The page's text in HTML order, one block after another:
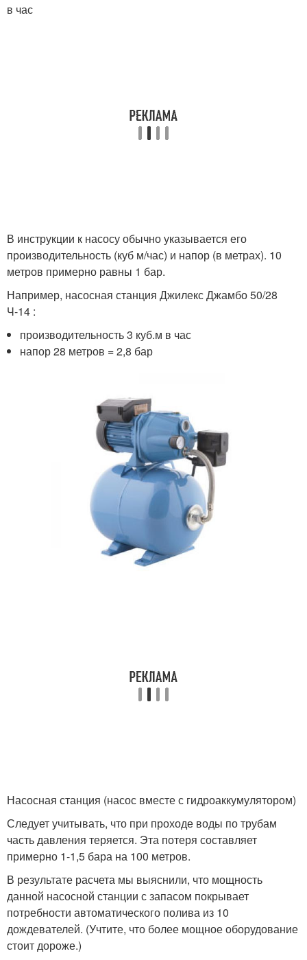
в час
В инструкции к насосу обычно указывается его
производительность (куб м/час) и напор (в метрах). 10
метров примерно равны 1 бар.
Например, насосная станция Джилекс Джамбо 50/28
Ч-14 :
производительность 3 куб.м в час
напор 28 метров = 2,8 бар
Насосная станция (насос вместе с гидроаккумулятором)
Следует учитывать, что при проходе воды по трубам
часть давления теряется. Эта потеря составляет
примерно 1-1,5 бара на 100 метров.
В результате расчета мы выяснили, что мощность
данной насосной станции с запасом покрывает
потребности автоматического полива из 10
дождевателей. (Учтите, что более мощное оборудование
стоит дороже.)